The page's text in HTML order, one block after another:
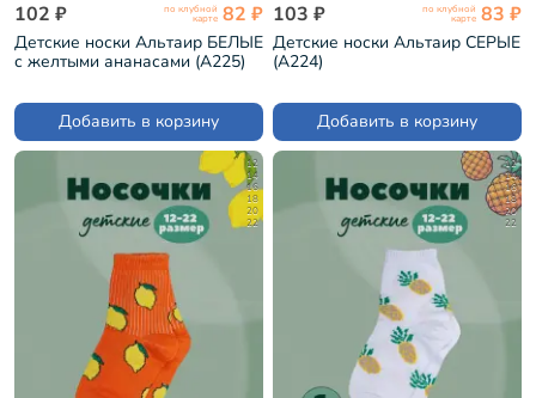
102 ₽ по клубной
карте 82 ₽
Детские носки Альтаир БЕЛЫЕ
с желтыми ананасами (А225)
Добавить в корзину
103 ₽ по клубной
карте 83 ₽
Детские носки Альтаир СЕРЫЕ
(А224)
Добавить в корзину
12
14
16
18
20
22
12
14
16
18
20
22